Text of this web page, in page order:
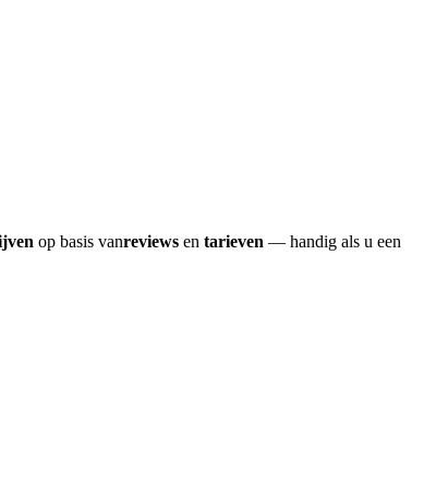
op basis vanreviews en tarieven — handig als u een